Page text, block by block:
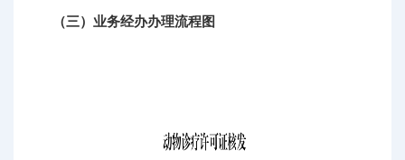
（三）业务经办办理流程图